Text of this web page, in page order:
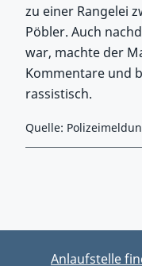
zu einer Rangelei
Pöbler. Auch
war, machte der
Kommentare und
rassistisch.
Quelle:
Anlaufstelle